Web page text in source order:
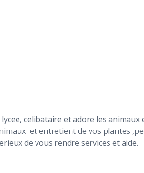
celibataire et adore les animaux
et entretient de vos plantes
de vous rendre services et aide.